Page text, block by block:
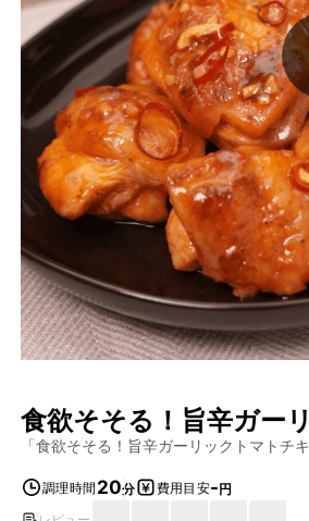
食欲そそる！旨辛ガー
「食欲そそる！旨辛ガーリックトマトチ
調理時間 20分 費用目安-円